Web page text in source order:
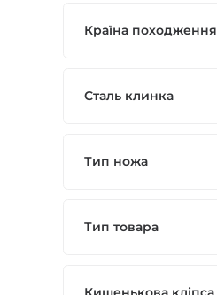
Країна походження
Сталь клинка
Тип ножа
Тип товара